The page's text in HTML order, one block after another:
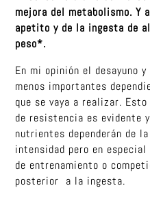
mejora del metabolismo. Y
apetito y de la ingesta de
peso*.
En mi opinión el desayuno
menos importantes
que se vaya a realizar.
de resistencia es evidente
nutrientes dependerán de
intensidad pero en
de entrenamiento o
posterior a la ingesta.